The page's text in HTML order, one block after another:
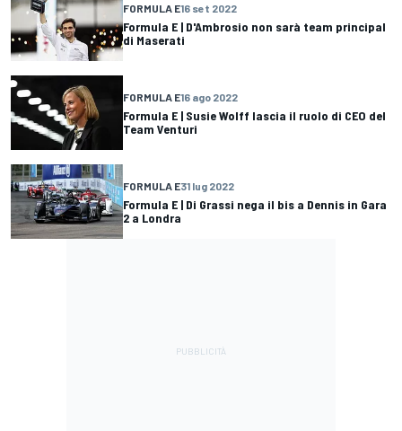
FORMULA E16 set 2022
Formula E | D'Ambrosio non sarà team principal
di Maserati
FORMULA E16 ago 2022
Formula E | Susie Wolff lascia il ruolo di CEO del
Team Venturi
FORMULA E31 lug 2022
Formula E | Di Grassi nega il bis a Dennis in Gara
2 a Londra